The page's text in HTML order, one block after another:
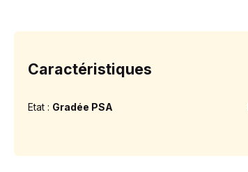
Caractéristiques
Etat : Gradée PSA